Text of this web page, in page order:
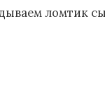
ломтик